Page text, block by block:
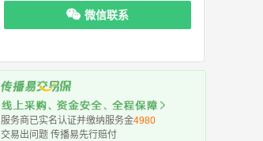
微信联系
服务商已实名认证并缴纳服务金4980
交易出问题 传播易先行赔付